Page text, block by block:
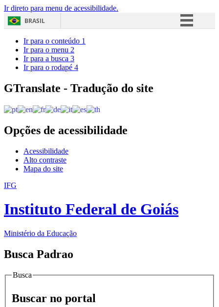
Ir direto para menu de acessibilidade.
BRASIL
Acesso à informação
Ir para o conteúdo 1
Ir para o menu 2
Ir para a busca 3
Ir para o rodapé 4
GTranslate - Tradução do site
Opções de acessibilidade
Acessibilidade
Alto contraste
Mapa do site
IFG
Instituto Federal de Goiás
Ministério da Educação
Busca Padrao
Busca
Buscar no portal